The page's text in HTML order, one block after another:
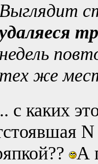
недель
тех же
с каких
N
А